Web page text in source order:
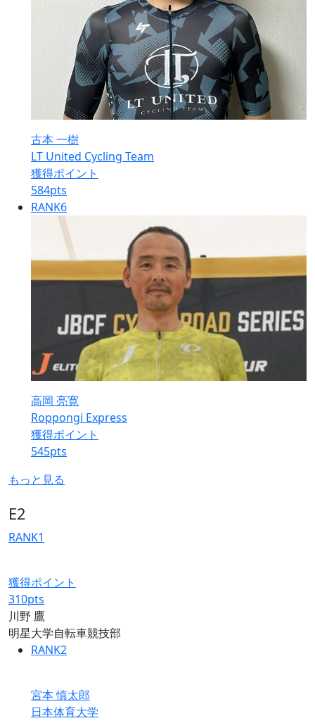
古本 一樹
LT United Cycling Team
獲得ポイント
584pts
RANK6
高岡 亮寛
Roppongi Express
獲得ポイント
545pts
もっと見る
E2
RANK1
獲得ポイント
310pts
川野 鷹
明星大学自転車競技部
RANK2
宮本 慎太郎
日本体育大学